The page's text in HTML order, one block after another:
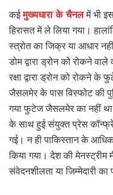
कईमुख्यधारा के चैनलमें भी
हिरासत में ले लिया गया।
स्त्रोत का जिक्र या आधार
डोम द्वारा ड्रोन को रोकने
रक्षा द्वारा ड्रोन को रोकने
जैसलमेर के पास विस्फोट की
गया फुटेज जैसलमेर का नहीं
के साथ हुई संयुक्त प्रेस
गई। न ही पाकिस्तान के
किया गया। देश की मेनस्ट्रीम
संवेदनशीलता या जिम्मेदारी का